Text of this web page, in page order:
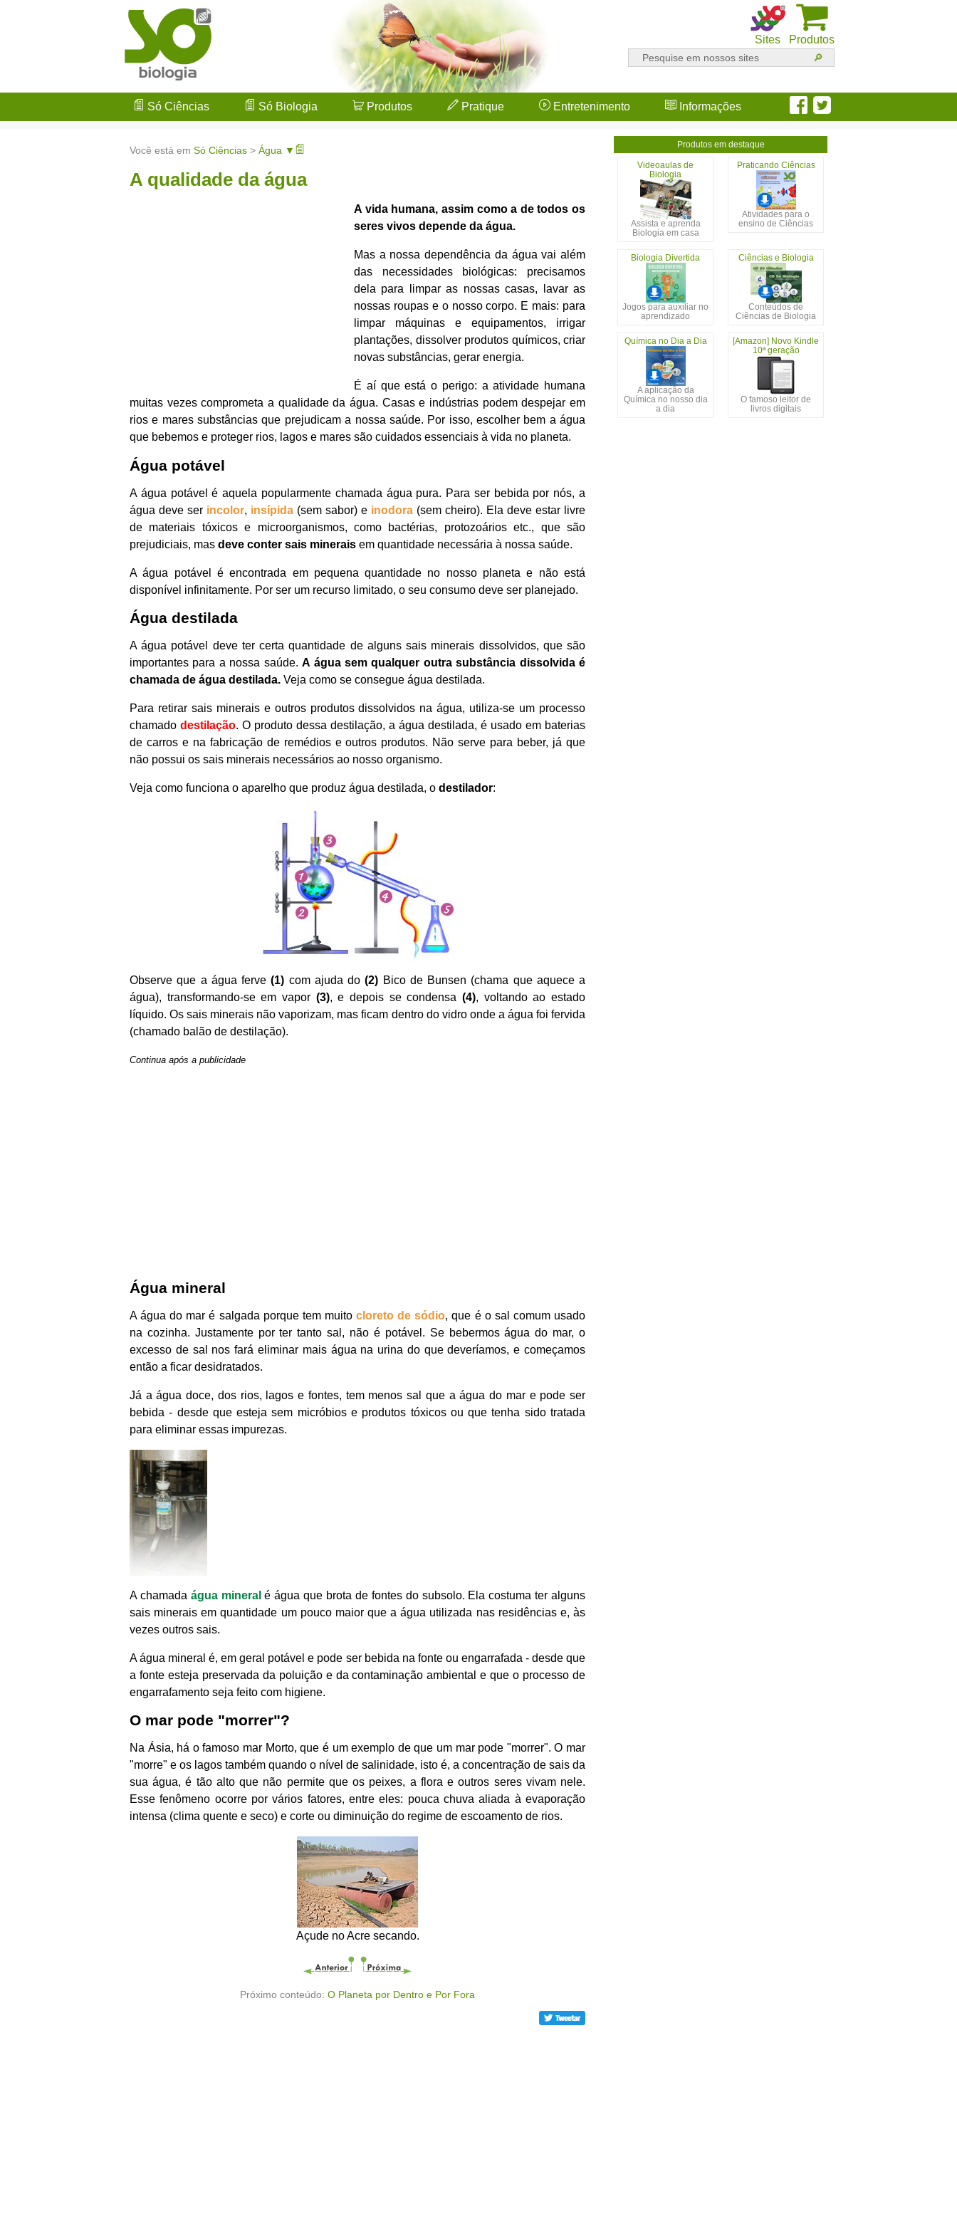
Produtos
Sites
Só Ciências Só Biologia Produtos Pratique Entretenimento Informações
Você está em Só Ciências > Água ▼
A qualidade da água
A vida humana, assim como a de todos os
seres vivos depende da água.
Mas a nossa dependência da água vai além
das necessidades biológicas: precisamos
dela para limpar as nossas casas, lavar as
nossas roupas e o nosso corpo. E mais: para
limpar máquinas e equipamentos, irrigar
plantações, dissolver produtos químicos, criar
novas substâncias, gerar energia.
É aí que está o perigo: a atividade humana
muitas vezes comprometa a qualidade da água. Casas e indústrias podem despejar em
rios e mares substâncias que prejudicam a nossa saúde. Por isso, escolher bem a água
que bebemos e proteger rios, lagos e mares são cuidados essenciais à vida no planeta.
Água potável
A água potável é aquela popularmente chamada água pura. Para ser bebida por nós, a
água deve ser incolor, insípida (sem sabor) e inodora (sem cheiro). Ela deve estar livre
de materiais tóxicos e microorganismos, como bactérias, protozoários etc., que são
prejudiciais, mas deve conter sais minerais em quantidade necessária à nossa saúde.
A água potável é encontrada em pequena quantidade no nosso planeta e não está
disponível infinitamente. Por ser um recurso limitado, o seu consumo deve ser planejado.
Água destilada
A água potável deve ter certa quantidade de alguns sais minerais dissolvidos, que são
importantes para a nossa saúde.A água sem qualquer outra substância dissolvida é
chamada de água destilada. Veja como se consegue água destilada.
Para retirar sais minerais e outros produtos dissolvidos na água, utiliza-se um processo
chamado destilação. O produto dessa destilação, a água destilada, é usado em baterias
de carros e na fabricação de remédios e outros produtos. Não serve para beber, já que
não possui os sais minerais necessários ao nosso organismo.
Veja como funciona o aparelho que produz água destilada, o destilador:
Observe que a água ferve(1) com ajuda do (2) Bico de Bunsen (chama que aquece a
água), transformando-se em vapor (3), e depois se condensa(4), voltando ao estado
líquido. Os sais minerais não vaporizam, mas ficam dentro do vidro onde a água foi fervida
(chamado balão de destilação).
Continua após a publicidade
Água mineral
A água do mar é salgada porque tem muitocloreto de sódio, que é o sal comum usado
na cozinha. Justamente por ter tanto sal, não é potável. Se bebermos água do mar, o
excesso de sal nos fará eliminar mais água na urina do que deveríamos, e começamos
então a ficar desidratados.
Já a água doce, dos rios, lagos e fontes, tem menos sal que a água do mar e pode ser
bebida - desde que esteja sem micróbios e produtos tóxicos ou que tenha sido tratada
para eliminar essas impurezas.
A chamada água mineral é água que brota de fontes do subsolo. Ela costuma ter alguns
sais minerais em quantidade um pouco maior que a água utilizada nas residências e, às
vezes outros sais.
A água mineral é, em geral potável e pode ser bebida na fonte ou engarrafada - desde que
a fonte esteja preservada da poluição e da contaminação ambiental e que o processo de
engarrafamento seja feito com higiene.
O mar pode "morrer"?
Na Ásia, há o famoso mar Morto, que é um exemplo de que um mar pode "morrer". O mar
"morre" e os lagos também quando o nível de salinidade, isto é, a concentração de sais da
sua água, é tão alto que não permite que os peixes, a flora e outros seres vivam nele.
Esse fenômeno ocorre por vários fatores, entre eles: pouca chuva aliada à evaporação
intensa (clima quente e seco) e corte ou diminuição do regime de escoamento de rios.
Açude no Acre secando.
Próximo conteúdo: O Planeta por Dentro e Por Fora
Produtos em destaque
Videoaulas de
Biologia
Assista e aprenda
Biologia em casa
Praticando Ciências
Atividades para o
ensino de Ciências
Biologia Divertida
Jogos para auxiliar no
aprendizado
Ciências e Biologia
Conteúdos de
Ciências de Biologia
Química no Dia a Dia
A aplicação da
Química no nosso dia
a dia
[Amazon] Novo Kindle
10ª geração
O famoso leitor de
livros digitais